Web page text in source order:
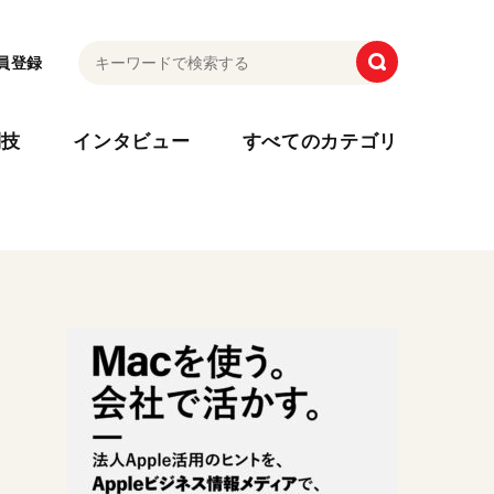
登録
インタビュー すべてのカテゴリ